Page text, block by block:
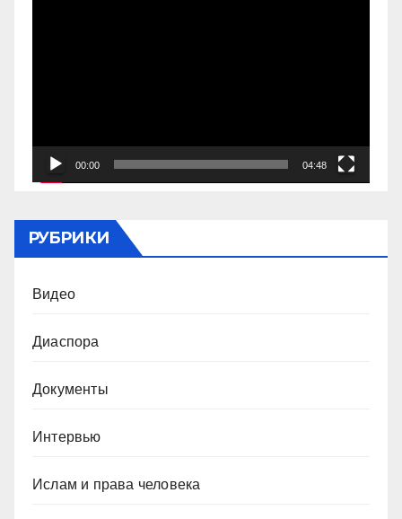
00:00 04:48
РУБРИКИ
Видео
Диаспора
Документы
Интервью
Ислам и права человека